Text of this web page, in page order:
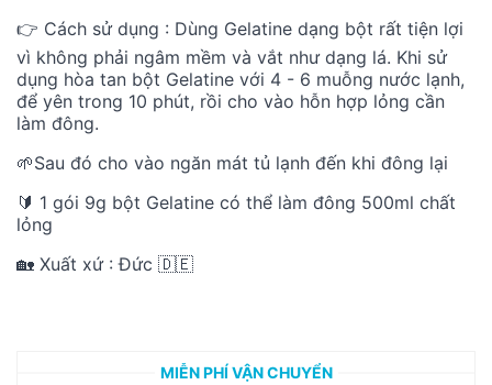
👉 Cách sử dụng : Dùng Gelatine dạng bột rất tiện lợi
vì không phải ngâm mềm và vắt như dạng lá. Khi sử
dụng hòa tan bột Gelatine với 4 - 6 muỗng nước lạnh,
để yên trong 10 phút, rồi cho vào hỗn hợp lỏng cần
làm đông.
🌱Sau đó cho vào ngăn mát tủ lạnh đến khi đông lại
🔰 1 gói 9g bột Gelatine có thể làm đông 500ml chất
lỏng
🏡 Xuất xứ : Đức 🇩🇪
MIỄN PHÍ VẬN CHUYỂN